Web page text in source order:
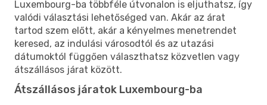
Luxembourg-ba többféle útvonalon is eljuthatsz, így
valódi választási lehetőséged van. Akár az árat
tartod szem előtt, akár a kényelmes menetrendet
keresed, az indulási városodtól és az utazási
dátumoktól függően választhatsz közvetlen vagy
átszállásos járat között.
Átszállásos járatok Luxembourg-ba